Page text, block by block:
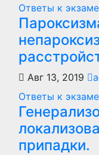
Ответы к
Авг 13, 2019
Ответы к
припадки.